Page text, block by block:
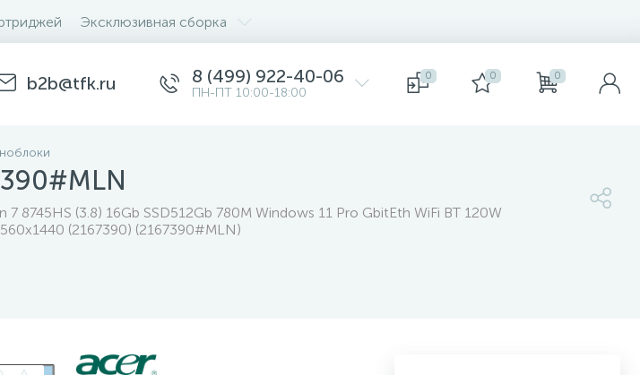
Эксклюзивная сборка
b2b@tfk.ru 8 (499) 922-40-06
ПН-ПТ 10:00-18:00
0 0 0
8745HS (3.8) 16Gb SSD512Gb 780M Windows 11 Pro GbitEth WiFi BT 120W
(2167390) (2167390#MLN)